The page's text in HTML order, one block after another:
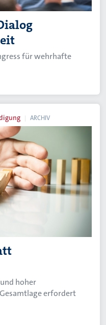
für wehrhafte
ARCHIV
hoher
erfordert